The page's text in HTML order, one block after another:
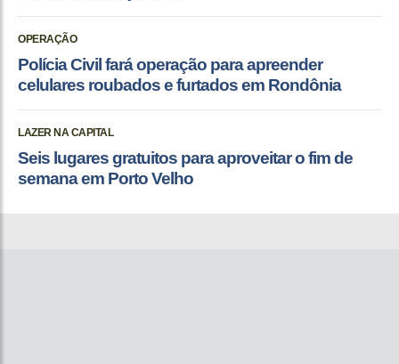
OPERAÇÃO
Polícia Civil fará operação para apreender
celulares roubados e furtados em Rondônia
LAZER NA CAPITAL
Seis lugares gratuitos para aproveitar o fim de
semana em Porto Velho